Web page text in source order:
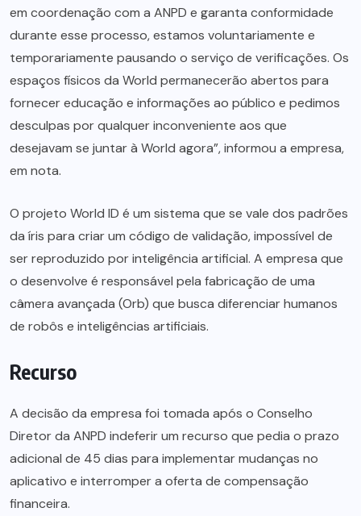
em coordenação com a ANPD e garanta conformidade
durante esse processo, estamos voluntariamente e
temporariamente pausando o serviço de verificações. Os
espaços físicos da World permanecerão abertos para
fornecer educação e informações ao público e pedimos
desculpas por qualquer inconveniente aos que
desejavam se juntar à World agora”, informou a empresa,
em nota.
O projeto World ID é um sistema que se vale dos padrões
da íris para criar um código de validação, impossível de
ser reproduzido por inteligência artificial. A empresa que
o desenvolve é responsável pela fabricação de uma
câmera avançada (Orb) que busca diferenciar humanos
de robôs e inteligências artificiais.
Recurso
A decisão da empresa foi tomada após o Conselho
Diretor da ANPD indeferir um recurso que pedia o prazo
adicional de 45 dias para implementar mudanças no
aplicativo e interromper a oferta de compensação
financeira.